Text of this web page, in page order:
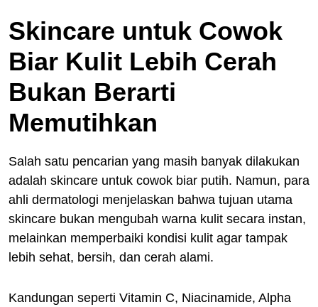
Skincare untuk Cowok
Biar Kulit Lebih Cerah
Bukan Berarti
Memutihkan
Salah satu pencarian yang masih banyak dilakukan
adalah skincare untuk cowok biar putih. Namun, para
ahli dermatologi menjelaskan bahwa tujuan utama
skincare bukan mengubah warna kulit secara instan,
melainkan memperbaiki kondisi kulit agar tampak
lebih sehat, bersih, dan cerah alami.
Kandungan seperti Vitamin C, Niacinamide, Alpha